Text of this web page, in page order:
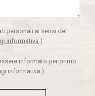
personali ai sensi del
informativa )
informato per primo
informativa )